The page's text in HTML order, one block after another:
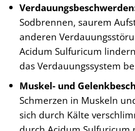
Sodbrennen, saurem
anderen
Acidum Sulfuricum
das Verdauungssystem
Muskel- und
Schmerzen in Muskeln
sich durch Kälte